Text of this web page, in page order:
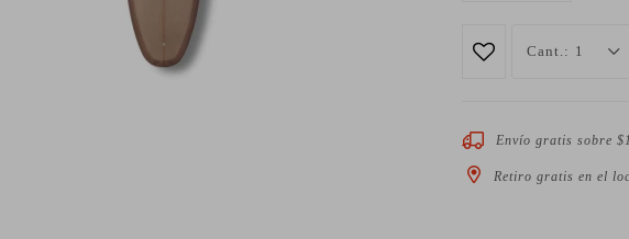
1
Envío gratis sobre
Retiro gratis en el